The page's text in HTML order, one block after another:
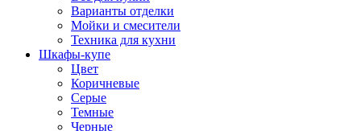
Варианты отделки
Мойки и смесители
Техника для кухни
Шкафы-купе
Цвет
Коричневые
Серые
Темные
Черные